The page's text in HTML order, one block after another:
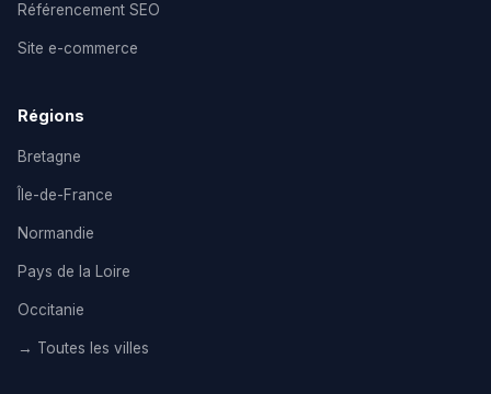
Référencement SEO
Site e-commerce
Régions
Bretagne
Île-de-France
Normandie
Pays de la Loire
Occitanie
→ Toutes les villes